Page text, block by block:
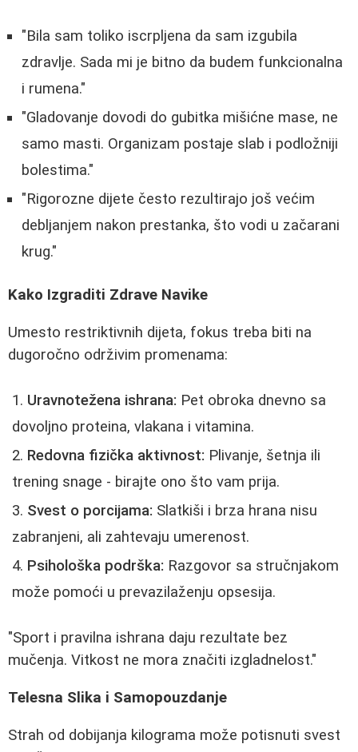
"Bila sam toliko iscrpljena da sam izgubila
zdravlje. Sada mi je bitno da budem funkcionalna
i rumena."
"Gladovanje dovodi do gubitka mišićne mase, ne
samo masti. Organizam postaje slab i podložniji
bolestima."
"Rigorozne dijete često rezultirajo još većim
debljanjem nakon prestanka, što vodi u začarani
krug."
Kako Izgraditi Zdrave Navike
Umesto restriktivnih dijeta, fokus treba biti na
dugoročno održivim promenama:
Uravnotežena ishrana: Pet obroka dnevno sa
dovoljno proteina, vlakana i vitamina.
Redovna fizička aktivnost: Plivanje, šetnja ili
trening snage - birajte ono što vam prija.
Svest o porcijama: Slatkiši i brza hrana nisu
zabranjeni, ali zahtevaju umerenost.
Psihološka podrška: Razgovor sa stručnjakom
može pomoći u prevazilaženju opsesija.
"Sport i pravilna ishrana daju rezultate bez
mučenja. Vitkost ne mora značiti izgladnelost."
Telesna Slika i Samopouzdanje
Strah od dobijanja kilograma može potisnuti svest